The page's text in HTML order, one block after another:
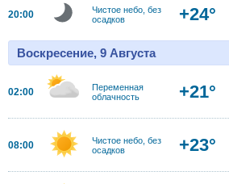
20:00
Чистое небо, без
осадков
+24°
Воскресение, 9 Августа
02:00
Переменная
облачность
+21°
08:00
Чистое небо, без
осадков
+23°